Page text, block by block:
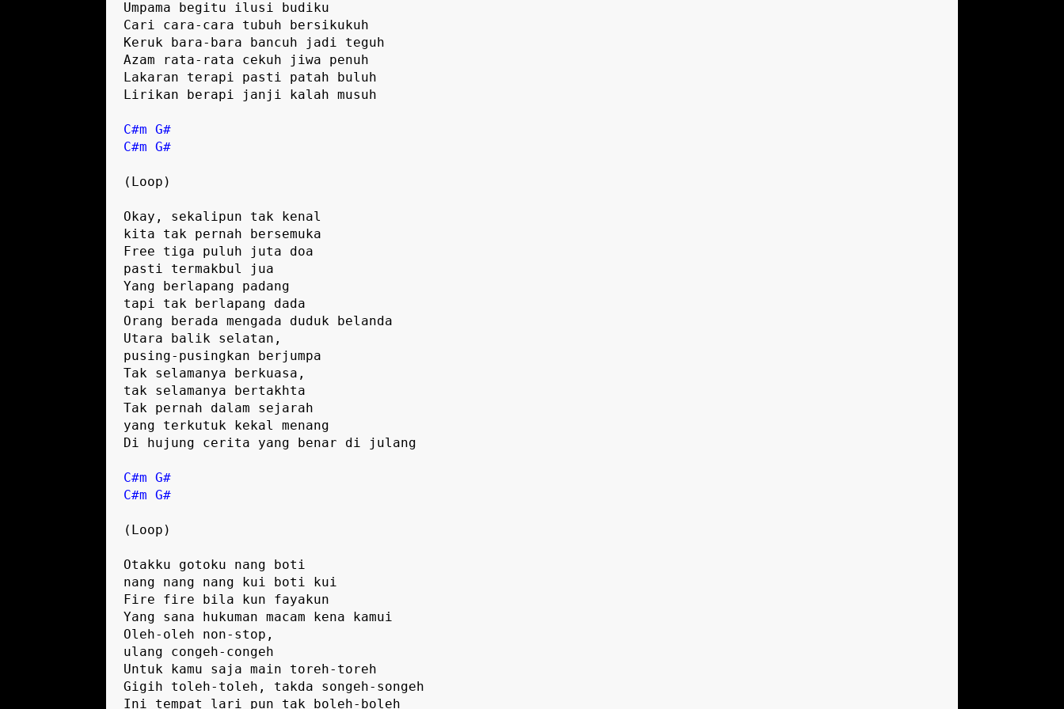
Umpama begitu ilusi budiku
Cari cara-cara tubuh bersikukuh
Keruk bara-bara bancuh jadi teguh
Azam rata-rata cekuh jiwa penuh
Lakaran terapi pasti patah buluh
Lirikan berapi janji kalah musuh
C#m G#
C#m G#
(Loop)
Okay, sekalipun tak kenal
kita tak pernah bersemuka
Free tiga puluh juta doa
pasti termakbul jua
Yang berlapang padang
tapi tak berlapang dada
Orang berada mengada duduk belanda
Utara balik selatan,
pusing-pusingkan berjumpa
Tak selamanya berkuasa,
tak selamanya bertakhta
Tak pernah dalam sejarah
yang terkutuk kekal menang
Di hujung cerita yang benar di julang
C#m G#
C#m G#
(Loop)
Otakku gotoku nang boti
nang nang nang kui boti kui
Fire fire bila kun fayakun
Yang sana hukuman macam kena kamui
Oleh-oleh non-stop,
ulang congeh-congeh
Untuk kamu saja main toreh-toreh
Gigih toleh-toleh, takda songeh-songeh
Ini tempat lari pun tak boleh-boleh